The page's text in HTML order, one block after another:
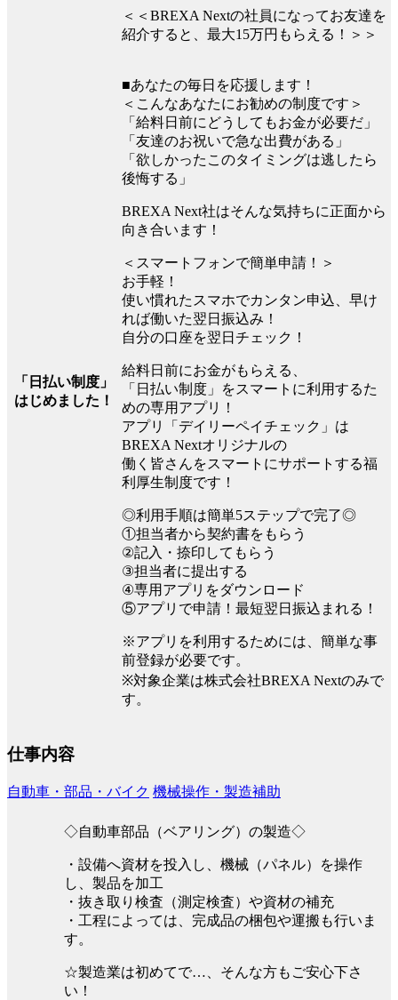
＜＜BREXA Nextの社員になってお友達を
紹介すると、最大15万円もらえる！＞＞
「日払い制度」
はじめました！
■あなたの毎日を応援します！
＜こんなあなたにお勧めの制度です＞
「給料日前にどうしてもお金が必要だ」
「友達のお祝いで急な出費がある」
「欲しかったこのタイミングは逃したら
後悔する」
BREXA Next社はそんな気持ちに正面から
向き合います！
＜スマートフォンで簡単申請！＞
お手軽！
使い慣れたスマホでカンタン申込、早け
れば働いた翌日振込み！
自分の口座を翌日チェック！
給料日前にお金がもらえる、
「日払い制度」をスマートに利用するた
めの専用アプリ！
アプリ「デイリーペイチェック」は
BREXA Nextオリジナルの
働く皆さんをスマートにサポートする福
利厚生制度です！
◎利用手順は簡単5ステップで完了◎
①担当者から契約書をもらう
②記入・捺印してもらう
③担当者に提出する
④専用アプリをダウンロード
⑤アプリで申請！最短翌日振込まれる！
※アプリを利用するためには、簡単な事
前登録が必要です。
※対象企業は株式会社BREXA Nextのみで
す。
仕事内容
自動車・部品・バイク 機械操作・製造補助
◇自動車部品（ベアリング）の製造◇
・設備へ資材を投入し、機械（パネル）を操作
し、製品を加工
・抜き取り検査（測定検査）や資材の補充
・工程によっては、完成品の梱包や運搬も行いま
す。
☆製造業は初めてで…、そんな方もご安心下さ
い！